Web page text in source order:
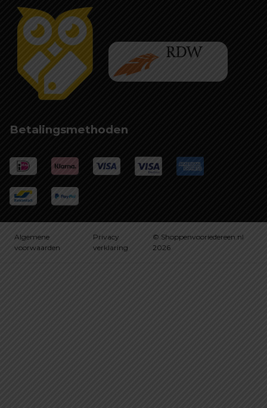
Betalingsmethoden
Algemene
voorwaarden
Privacy
verklaring
© Shoppenvooriedereen.nl
2026